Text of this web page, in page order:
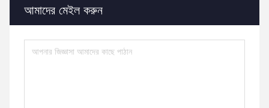
আমাদের মেইল ​​করুন